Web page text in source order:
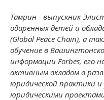
Тамрин - выпускник
одаренных детей и
(Global Peace Chain), а
обучение в
информации Forbes, его
активным вкладом в
юридической практики
юридическими